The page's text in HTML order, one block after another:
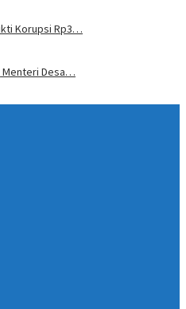
Korupsi Rp3…
Menteri Desa…